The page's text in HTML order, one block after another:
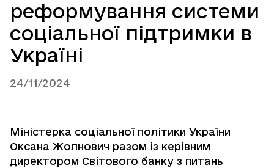
реформування системи
соціальної підтримки в
Україні
24/11/2024
Міністерка соціальної політики України
Оксана Жолнович разом із керівним
директором Світового банку з питань